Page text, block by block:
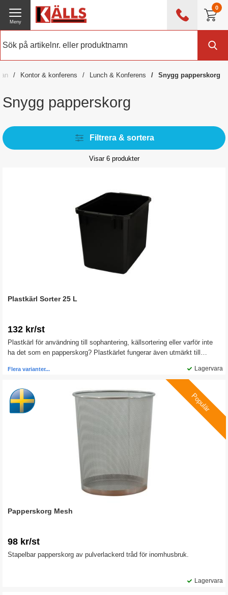
0
0476 - 214 80
Meny
Kontor & konferens Lunch & Konferens Snygg papperskorg
Snygg papperskorg
Filtrera & sortera
Visar 6produkter
Plastkärl Sorter 25 L
132 kr/st
Plastkärl för användning till sophantering, källsortering eller varför inte
ha det som en papperskorg? Plastkärlet fungerar även utmärkt till
Lagervara
Flera varianter...
Populär
Papperskorg Mesh
98 kr/st
Stapelbar papperskorg av pulverlackerd tråd för inomhusbruk.
Lagervara